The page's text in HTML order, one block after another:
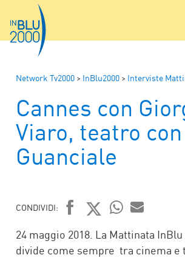
Network Tv2000 > InBlu2000 > Interviste
Cannes con
Viaro, teatro
Guanciale
CONDIVIDI:
FACEBOOK
TWITTER
WHATSAPP
MAIL
24 maggio 2018. La Mattinata
divide come sempre tra cinema e